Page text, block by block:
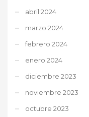
abril 2024
marzo 2024
febrero 2024
enero 2024
diciembre 2023
noviembre 2023
octubre 2023